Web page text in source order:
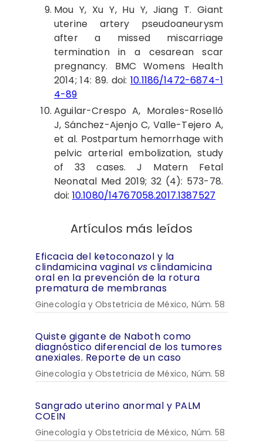
Mou Y, Xu Y, Hu Y, Jiang T. Giant
uterine artery pseudoaneurysm
after a missed miscarriage
termination in a cesarean scar
pregnancy. BMC Womens Health
2014; 14: 89. doi:10.1186/1472-6874-1
4-89
Aguilar-Crespo A, Morales-Roselló
J, Sánchez-Ajenjo C, Valle-Tejero A,
et al. Postpartum hemorrhage with
pelvic arterial embolization, study
of 33 cases. J Matern Fetal
Neonatal Med 2019; 32 (4): 573-78.
doi: 10.1080/14767058.2017.1387527
Artículos más leídos
Eficacia del ketoconazol y la
clindamicina vaginal vs clindamicina
oral en la prevención de la rotura
prematura de membranas
Ginecología y Obstetricia de México, Núm. 58
Quiste gigante de Naboth como
diagnóstico diferencial de los tumores
anexiales. Reporte de un caso
Ginecología y Obstetricia de México, Núm. 58
Sangrado uterino anormal y PALM
COEIN
Ginecología y Obstetricia de México, Núm. 58